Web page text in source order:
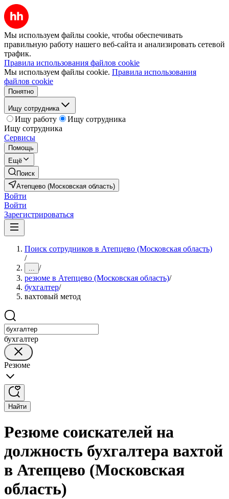
Мы используем файлы cookie, чтобы обеспечивать
правильную работу нашего веб-сайта и анализировать сетевой
трафик.
Правила использования файлов cookie
Мы используем файлы cookie. Правила использования
файлов cookie
Понятно
Ищу сотрудника
Ищу работу
Ищу сотрудника
Ищу сотрудника
Сервисы
Помощь
Ещё
Поиск
Атепцево (Московская область)
Войти
Войти
Зарегистрироваться
Поиск сотрудников в Атепцево (Московская область)
/
... /
резюме в Атепцево (Московская область)/
бухгалтер/
вахтовый метод
бухгалтер
Резюме
Найти
Резюме соискателей на
должность бухгалтера вахтой
в Атепцево (Московская
область)